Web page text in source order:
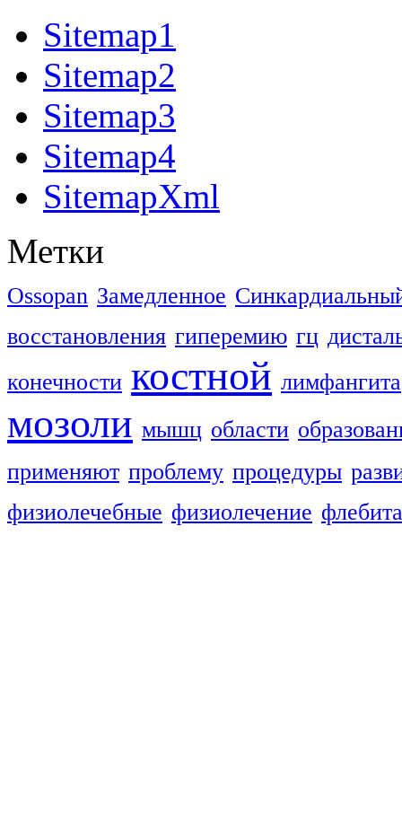
Sitemap1
Sitemap2
Sitemap3
Sitemap4
SitemapXml
Метки
Ossopan Замедленное
восстановления гиперемию гц
конечности костной лимфангита
мозоли мышц области
применяют проблему процедуры
физиолечебные физиолечение флебита